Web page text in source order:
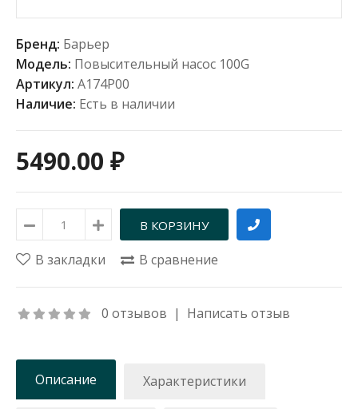
Бренд: Барьер
Модель: Повысительный насос 100G
Артикул: А174Р00
Наличие: Есть в наличии
5490.00 ₽
В закладки В сравнение
0 отзывов | Написать отзыв
Описание Характеристики